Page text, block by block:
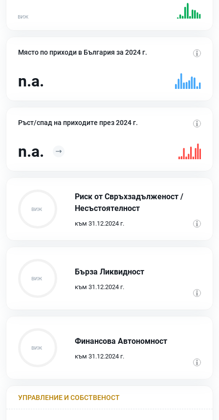
Място по приходи в България за 2024 г.
n.a.
Ръст/спад на приходите през 2024 г.
n.a.
Риск от Свръхзадълженост /
Несъстоятелност
към 31.12.2024 г.
Бърза Ликвидност
към 31.12.2024 г.
Финансова Автономност
към 31.12.2024 г.
УПРАВЛЕНИЕ И СОБСТВЕНОСТ